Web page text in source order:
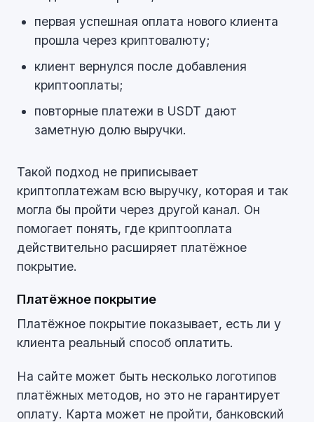
первая успешная оплата нового клиента
прошла через криптовалюту;
клиент вернулся после добавления
криптооплаты;
повторные платежи в USDT дают
заметную долю выручки.
Такой подход не приписывает
криптоплатежам всю выручку, которая и так
могла бы пройти через другой канал. Он
помогает понять, где криптооплата
действительно расширяет платёжное
покрытие.
Платёжное покрытие
Платёжное покрытие показывает, есть ли у
клиента реальный способ оплатить.
На сайте может быть несколько логотипов
платёжных методов, но это не гарантирует
оплату. Карта может не пройти, банковский